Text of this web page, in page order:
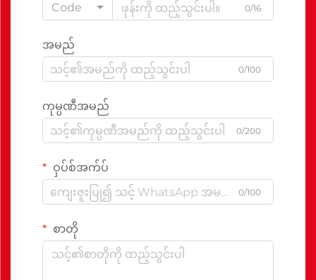
Code
0/16
အမည်
0/100
ကုမ္ပဏီအမည်
0/200
ဝှပ်စ်အက်ပ်
0/100
စာတို